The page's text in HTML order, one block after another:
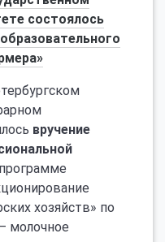
состоялось
вручение
хозяйств» по
молочное